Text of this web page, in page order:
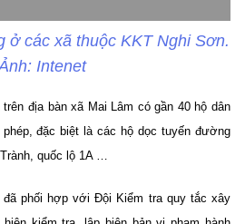
ở các xã thuộc KKT Nghi Sơn.
Intenet
địa bàn xã Mai Lâm có gần 40 hộ dân
đặc biệt là các hộ dọc tuyến đường
quốc lộ 1A …
đã phối hợp với Đội Kiểm tra quy tắc xây